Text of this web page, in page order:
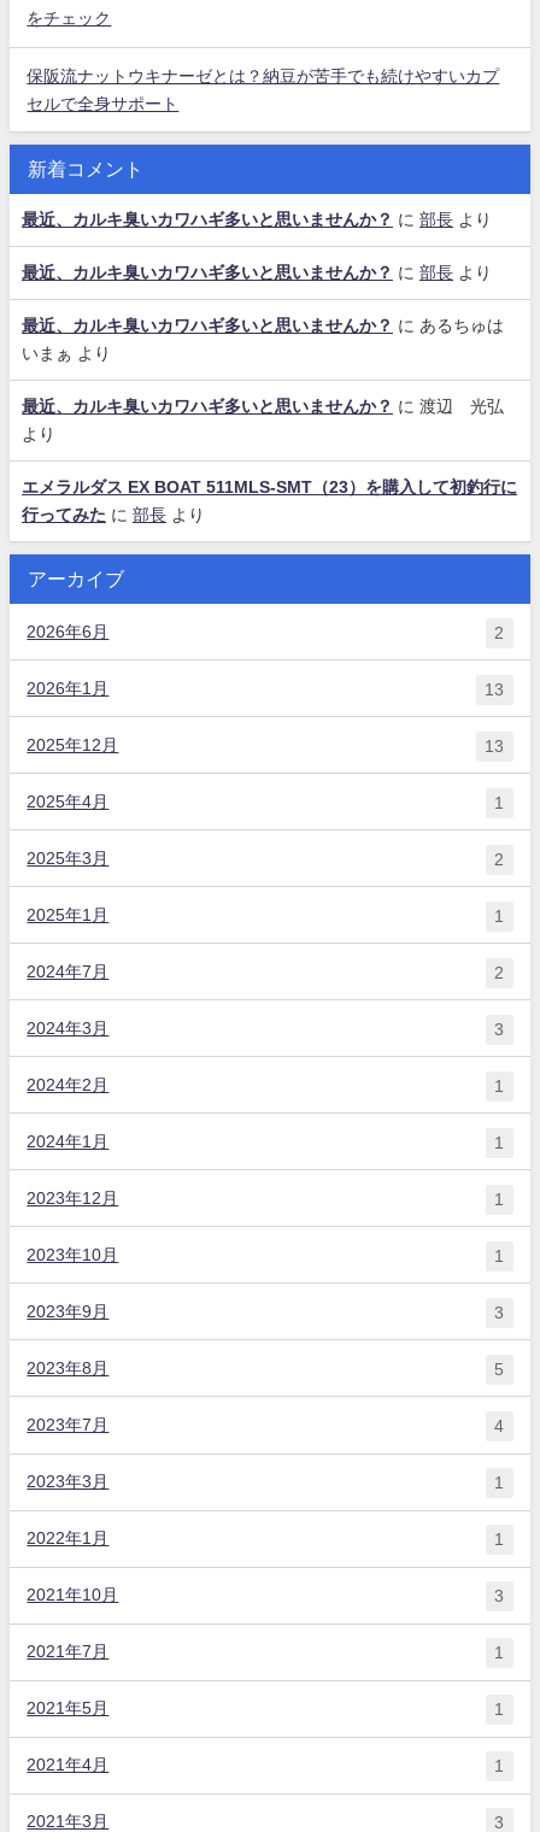
をチェック
保阪流ナットウキナーゼとは？納豆が苦手でも続けやすいカプ
セルで全身サポート
新着コメント
最近、カルキ臭いカワハギ多いと思いませんか？ に 部長 より
最近、カルキ臭いカワハギ多いと思いませんか？ に 部長 より
最近、カルキ臭いカワハギ多いと思いませんか？ に あるちゅは
いまぁ より
最近、カルキ臭いカワハギ多いと思いませんか？ に 渡辺 光弘
より
エメラルダス EX BOAT 511MLS-SMT（23）を購入して初釣行に
行ってみた に 部長 より
アーカイブ
2026年6月 2
2026年1月 13
2025年12月 13
2025年4月 1
2025年3月 2
2025年1月 1
2024年7月 2
2024年3月 3
2024年2月 1
2024年1月 1
2023年12月 1
2023年10月 1
2023年9月 3
2023年8月 5
2023年7月 4
2023年3月 1
2022年1月 1
2021年10月 3
2021年7月 1
2021年5月 1
2021年4月 1
2021年3月 3